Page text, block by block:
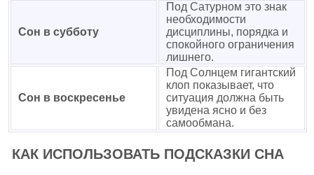
Сон в субботу
Под Сатурном это знак
необходимости
дисциплины, порядка и
спокойного ограничения
лишнего.
Сон в воскресенье
Под Солнцем гигантский
клоп показывает, что
ситуация должна быть
увидена ясно и без
самообмана.
КАК ИСПОЛЬЗОВАТЬ ПОДСКАЗКИ СНА